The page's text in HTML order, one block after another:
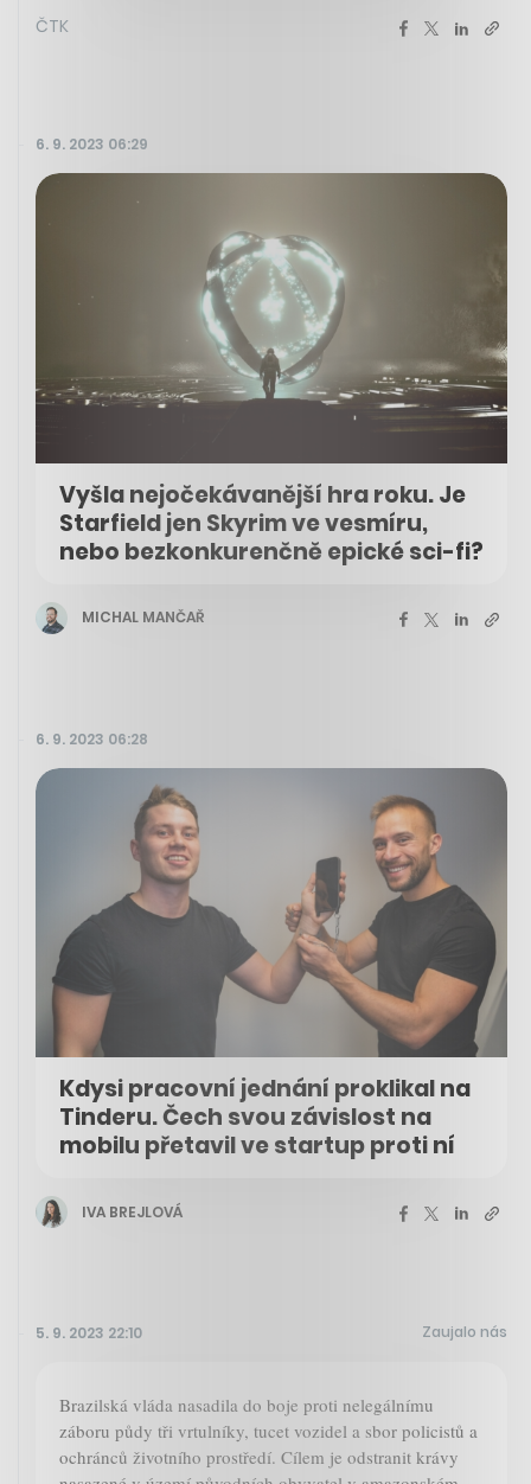
ČTK
6. 9. 2023 06:29
Vyšla nejočekávanější hra roku. Je
Starfield jen Skyrim ve vesmíru,
nebo bezkonkurenčně epické sci-fi?
MICHAL MANČAŘ
6. 9. 2023 06:28
Kdysi pracovní jednání proklikal na
Tinderu. Čech svou závislost na
mobilu přetavil ve startup proti ní
IVA BREJLOVÁ
5. 9. 2023 22:10 Zaujalo nás
Brazilská vláda nasadila do boje proti nelegálnímu
záboru půdy tři vrtulníky, tucet vozidel a sbor policistů a
ochránců životního prostředí. Cílem je odstranit krávy